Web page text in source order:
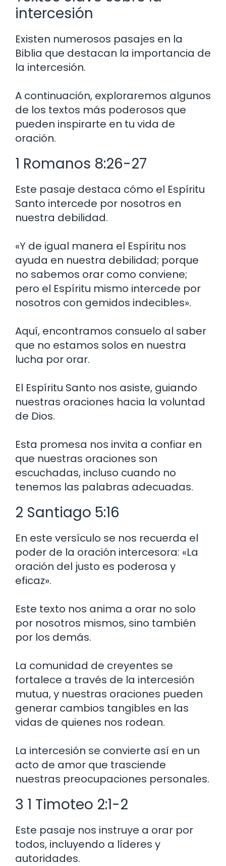
intercesión
Existen numerosos pasajes en la
Biblia que destacan la importancia de
la intercesión.
A continuación, exploraremos algunos
de los textos más poderosos que
pueden inspirarte en tu vida de
oración.
1 Romanos 8:26-27
Este pasaje destaca cómo el Espíritu
Santo intercede por nosotros en
nuestra debilidad.
«Y de igual manera el Espíritu nos
ayuda en nuestra debilidad; porque
no sabemos orar como conviene;
pero el Espíritu mismo intercede por
nosotros con gemidos indecibles».
Aquí, encontramos consuelo al saber
que no estamos solos en nuestra
lucha por orar.
El Espíritu Santo nos asiste, guiando
nuestras oraciones hacia la voluntad
de Dios.
Esta promesa nos invita a confiar en
que nuestras oraciones son
escuchadas, incluso cuando no
tenemos las palabras adecuadas.
2 Santiago 5:16
En este versículo se nos recuerda el
poder de la oración intercesora: «La
oración del justo es poderosa y
eficaz».
Este texto nos anima a orar no solo
por nosotros mismos, sino también
por los demás.
La comunidad de creyentes se
fortalece a través de la intercesión
mutua, y nuestras oraciones pueden
generar cambios tangibles en las
vidas de quienes nos rodean.
La intercesión se convierte así en un
acto de amor que trasciende
nuestras preocupaciones personales.
3 1 Timoteo 2:1-2
Este pasaje nos instruye a orar por
todos, incluyendo a líderes y
autoridades.